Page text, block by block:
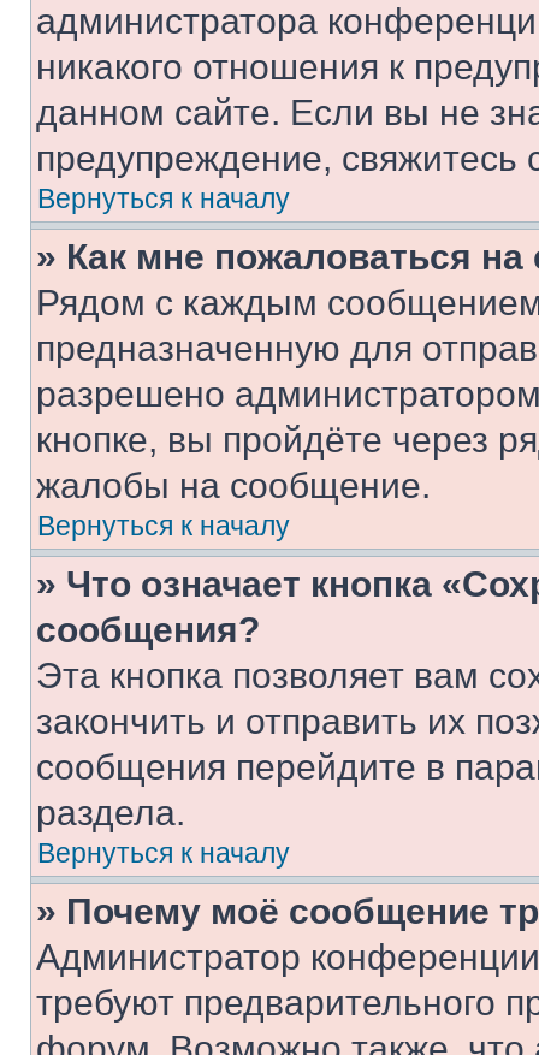
администратора
никакого отношения к
данном сайте. Если вы не
предупреждение,
Вернуться к началу
» Как мне пожаловаться
Рядом с каждым сообщением
предназначенную для
разрешено
кнопке, вы пройдёте через
жалобы на сообщение.
Вернуться к началу
» Что означает кнопка
сообщения?
Эта кнопка позволяет вам
закончить и отправить их
сообщения перейдите в
раздела.
Вернуться к началу
» Почему моё сообщение
Администратор
требуют предварительного